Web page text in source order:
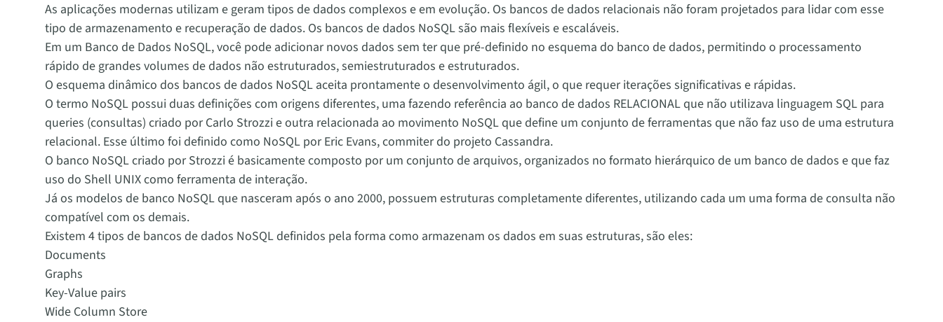
As aplicações modernas utilizam e geram tipos de dados complexos e em evolução. Os bancos de dados relacionais não foram projetados para lidar com esse
tipo de armazenamento e recuperação de dados. Os bancos de dados NoSQL são mais flexíveis e escaláveis.
Em um Banco de Dados NoSQL, você pode adicionar novos dados sem ter que pré-definido no esquema do banco de dados, permitindo o processamento
rápido de grandes volumes de dados não estruturados, semiestruturados e estruturados.
O esquema dinâmico dos bancos de dados NoSQL aceita prontamente o desenvolvimento ágil, o que requer iterações significativas e rápidas.
O termo NoSQL possui duas definições com origens diferentes, uma fazendo referência ao banco de dados RELACIONAL que não utilizava linguagem SQL para
queries (consultas) criado por Carlo Strozzi e outra relacionada ao movimento NoSQL que define um conjunto de ferramentas que não faz uso de uma estrutura
relacional. Esse último foi definido como NoSQL por Eric Evans, commiter do projeto Cassandra.
O banco NoSQL criado por Strozzi é basicamente composto por um conjunto de arquivos, organizados no formato hierárquico de um banco de dados e que faz
uso do Shell UNIX como ferramenta de interação.
Já os modelos de banco NoSQL que nasceram após o ano 2000, possuem estruturas completamente diferentes, utilizando cada um uma forma de consulta não
compatível com os demais.
Existem 4 tipos de bancos de dados NoSQL definidos pela forma como armazenam os dados em suas estruturas, são eles:
Documents
Graphs
Key-Value pairs
Wide Column Store